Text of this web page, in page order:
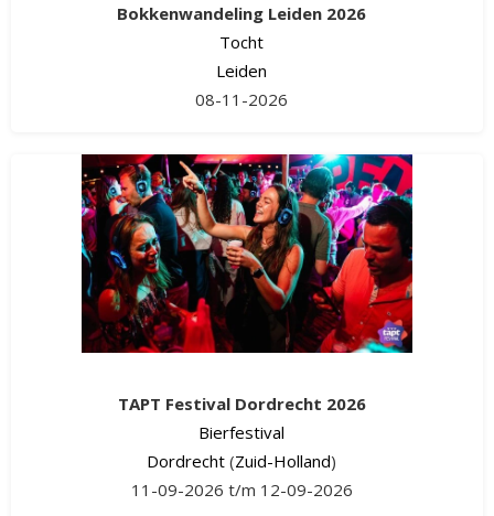
Bokkenwandeling Leiden 2026
Tocht
Leiden
08-11-2026
TAPT Festival Dordrecht 2026
Bierfestival
Dordrecht (Zuid-Holland)
11-09-2026 t/m 12-09-2026